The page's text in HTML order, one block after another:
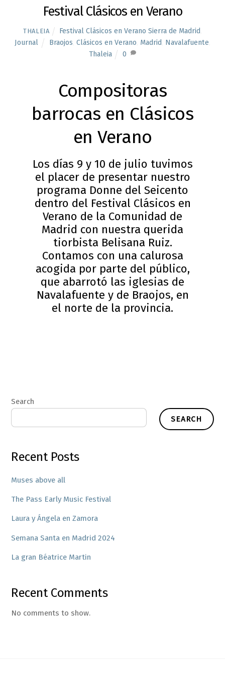
Festival Clásicos en Verano
THALEIA Festival Clásicos en Verano Sierra de Madrid
Journal
Braojos Clásicos en Verano Madrid Navalafuente
Thaleia
0
Compositoras
barrocas en Clásicos
en Verano
Los días 9 y 10 de julio tuvimos
el placer de presentar nuestro
programa Donne del Seicento
dentro del Festival Clásicos en
Verano de la Comunidad de
Madrid con nuestra querida
tiorbista Belisana Ruiz.
Contamos con una calurosa
acogida por parte del público,
que abarrotó las iglesias de
Navalafuente y de Braojos, en
el norte de la provincia.
Search
SEARCH
Recent Posts
Muses above all
The Pass Early Music Festival
Laura y Ángela en Zamora
Semana Santa en Madrid 2024
La gran Béatrice Martin
Recent Comments
No comments to show.